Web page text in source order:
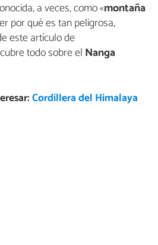
a veces, como «montaña
por qué es tan peligrosa,
este artículo de
todo sobre el Nanga
Cordillera del Himalaya